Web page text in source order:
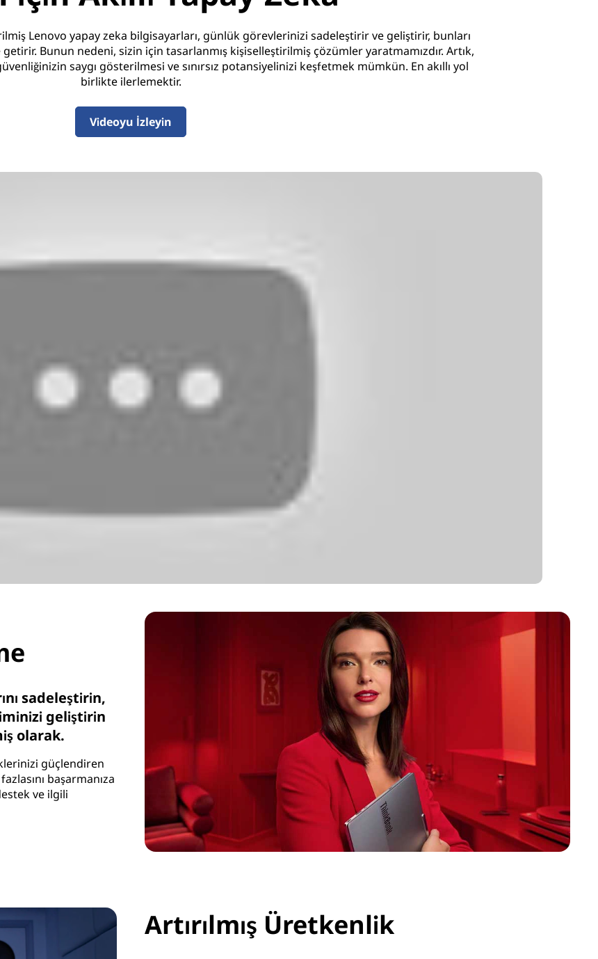
Lenovo yapay zeka bilgisayarları, günlük görevlerinizi sadeleştirir ve geliştirir, bunları
Bunun nedeni, sizin için tasarlanmış kişiselleştirilmiş çözümler yaratmamızdır. Artık,
saygı gösterilmesi ve sınırsız potansiyelinizi keşfetmek mümkün. En akıllı yol
birlikte ilerlemektir.
Videoyu İzleyin
sadeleştirin,
geliştirin
olarak.
güçlendiren
başarmanıza
ve ilgili
Artırılmış Üretkenlik